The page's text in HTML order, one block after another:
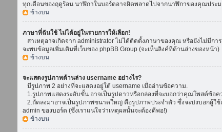
ทุกเดือนของฤดูร้อน นาฬิกาในบอร์ดอาจผิดพลาดไปจากนาฬิกาของคุณประ
ข้างบน
ภาษาที่ฉันใช้ ไม่ได้อยู่ในรายการให้เลือก!
สาเหตุอาจเกิดจาก administrator ไม่ได้ติดตั้งภาษาของคุณ หรือยังไม่มี
จะพบข้อมูลเพิ่มเติมที่เว็บของ phpBB Group (จะเห็นลิงค์ที่ด้านล่างของหน้า)
ข้างบน
จะแสดงรูปภาพด้านล่าง username อย่างไร?
มีรูปภาพ 2 อย่างที่จะแสดงอยู่ใต้ username เมื่ออ่านข้อความ.
1.รูปภาพแสดงระดับขั้น อาจเป็นรูปดาวหรือกล่องที่จะบอกว่าคุณโพสต์ข้อค
2.ถัดลงมาอาจเป็นรูปภาพขนาดใหญ่ คือรูปภาพประจำตัว ซึ่งจะบ่งบอกผู้ใ
admin ของบอร์ด (ซึ่งเราแน่ใจว่าเหตุผลนั้นจะต้องดีพอ!)
ข้างบน